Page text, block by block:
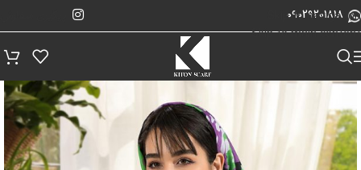
Skip to navigation
Skip to main content
09029201818